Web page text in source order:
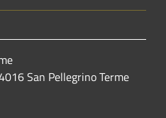
San Pellegrino Terme